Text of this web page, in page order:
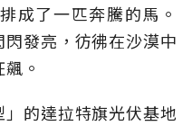
成了一匹奔騰的馬。
發亮，彷彿在沙漠中
。
的達拉特旗光伏基地